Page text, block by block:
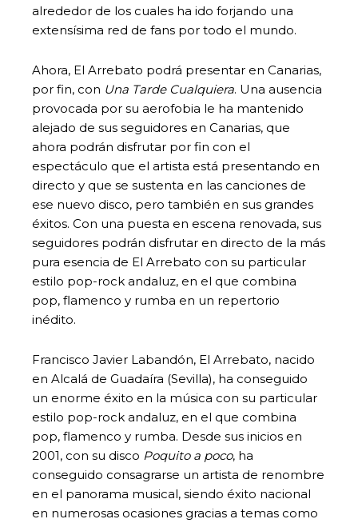
alrededor de los cuales ha ido forjando una
extensísima red de fans por todo el mundo.
Ahora, El Arrebato podrá presentar en Canarias,
por fin, con Una Tarde Cualquiera. Una ausencia
provocada por su aerofobia le ha mantenido
alejado de sus seguidores en Canarias, que
ahora podrán disfrutar por fin con el
espectáculo que el artista está presentando en
directo y que se sustenta en las canciones de
ese nuevo disco, pero también en sus grandes
éxitos. Con una puesta en escena renovada, sus
seguidores podrán disfrutar en directo de la más
pura esencia de El Arrebato con su particular
estilo pop-rock andaluz, en el que combina
pop, flamenco y rumba en un repertorio
inédito.
Francisco Javier Labandón, El Arrebato, nacido
en Alcalá de Guadaíra (Sevilla), ha conseguido
un enorme éxito en la música con su particular
estilo pop-rock andaluz, en el que combina
pop, flamenco y rumba. Desde sus inicios en
2001, con su disco Poquito a poco, ha
conseguido consagrarse un artista de renombre
en el panorama musical, siendo éxito nacional
en numerosas ocasiones gracias a temas como